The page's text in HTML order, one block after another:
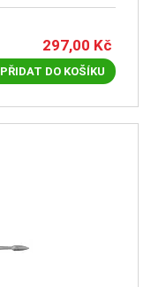
297,00 Kč
PŘIDAT DO KOŠÍKU